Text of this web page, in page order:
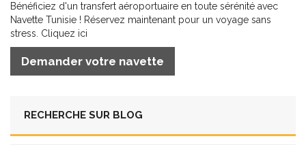
Bénéficiez d'un transfert aéroportuaire en toute sérénité avec
Navette Tunisie ! Réservez maintenant pour un voyage sans
stress. Cliquez ici
Demander votre navette
RECHERCHE SUR BLOG